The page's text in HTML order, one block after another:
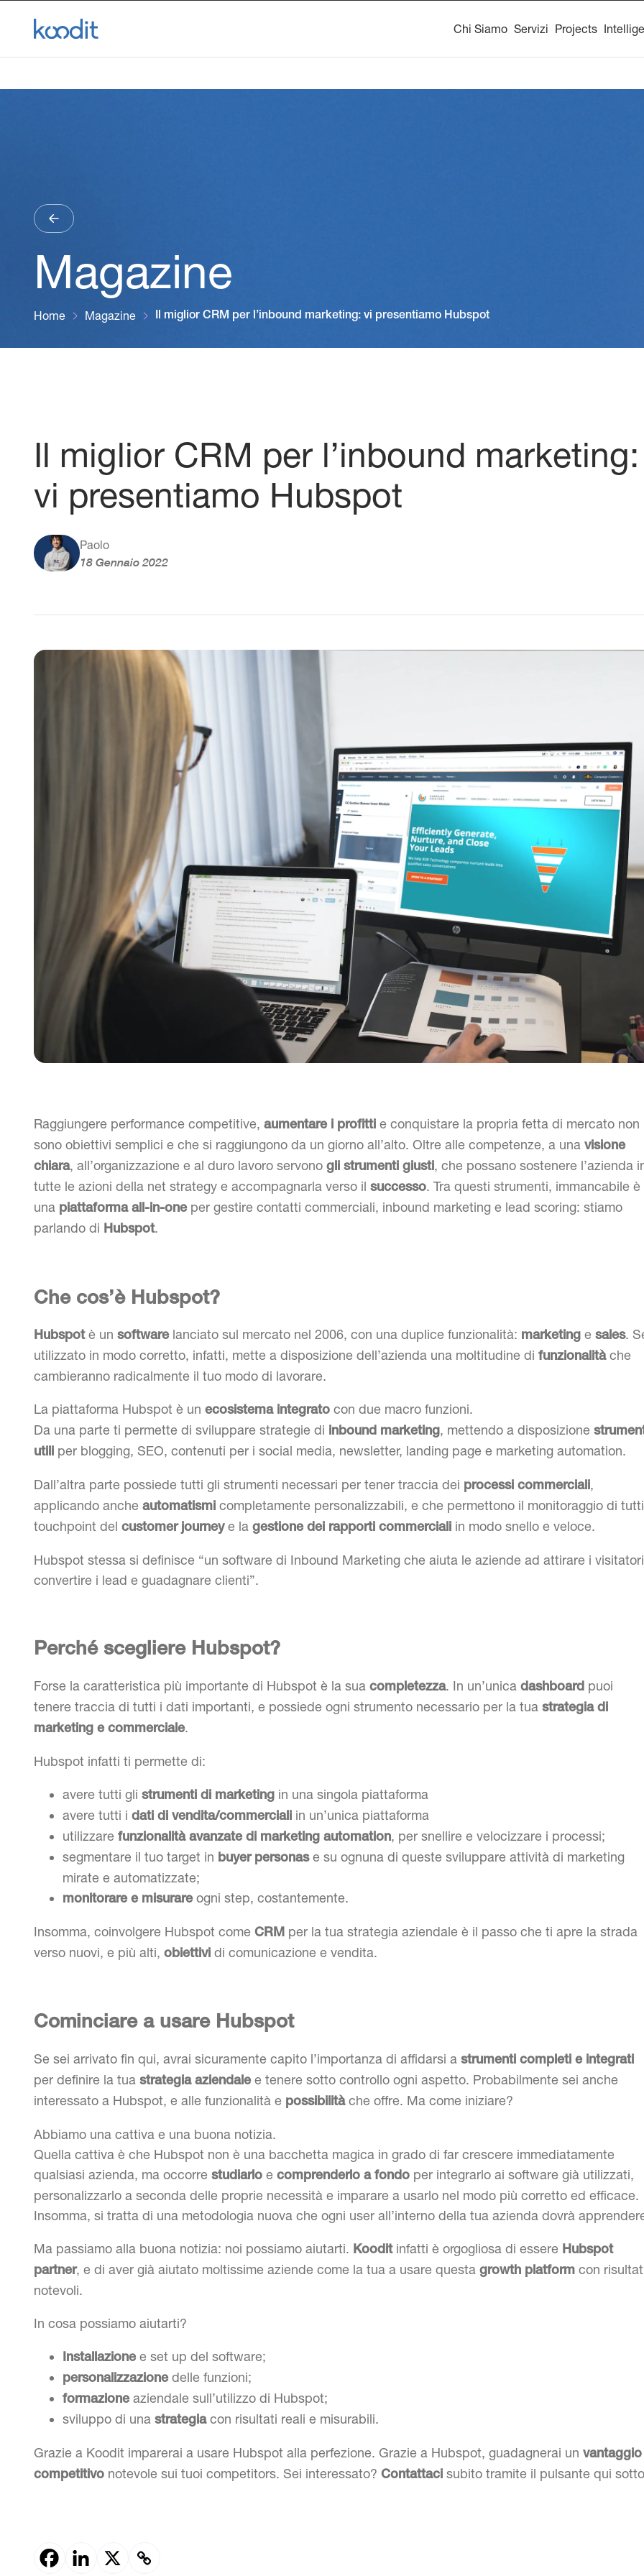
Chi Siamo Servizi Projects
Magazine
Home Magazine Il miglior CRM per l’inbound marketing: vi presentiamo Hubspot
Il miglior CRM per l’inbound marketing:
vi presentiamo Hubspot
Paolo
18 Gennaio 2022
Raggiungere performance competitive, aumentare i profittie conquistare la propria fetta di mercato non
sono obiettivi semplici e che si raggiungono da un giorno all’alto. Oltre alle competenze, a una visione
chiara, all’organizzazione e al duro lavoro servono gli strumenti giusti, che possano sostenere l’azienda
tutte le azioni della net strategy e accompagnarla verso il successo. Tra questi strumenti, immancabile è
una piattaforma all-in-oneper gestire contatti commerciali, inbound marketing e lead scoring: stiamo
parlando di
Hubspot.
Che cos’è Hubspot?
Hubspot è un softwarelanciato sul mercato nel 2006, con una duplice funzionalità: marketinge sales.
utilizzato in modo corretto, infatti, mette a disposizione dell’azienda una moltitudine di funzionalitàche
cambieranno radicalmente il tuo modo di lavorare.
La piattaforma Hubspot è un ecosistema integratocon due macro funzioni.
Da una parte ti permette di sviluppare strategie di inbound marketing, mettendo a disposizione
utiliper blogging, SEO, contenuti per i social media, newsletter, landing page e marketing automation.
Dall’altra parte possiede tutti gli strumenti necessari per tener traccia dei processi commerciali,
applicando anche automatismicompletamente personalizzabili, e che permettono il monitoraggio di
touchpoint del customer journeye la gestione dei rapporti commercialiin modo snello e veloce.
Hubspot stessa si definisce “un software di Inbound Marketing che aiuta le aziende ad attirare i
convertire i lead e guadagnare clienti”.
Perché scegliere Hubspot?
Forse la caratteristica più importante di Hubspot è la sua completezza. In un’unica dashboard puoi
tenere traccia di tutti i dati importanti, e possiede ogni strumento necessario per la tua strategia di
marketing e commerciale.
Hubspot infatti ti permette di:
avere tutti gli strumenti di marketingin una singola piattaforma
avere tutti i dati di vendita/commercialiin un’unica piattaforma
utilizzare funzionalità avanzate di marketing automation, per snellire e velocizzare i processi;
segmentare il tuo target in buyer personase su ognuna di queste sviluppare attività di marketing
mirate e automatizzate;
monitorare e misurareogni step, costantemente.
Insomma, coinvolgere Hubspot come CRM per la tua strategia aziendale è il passo che ti apre la strada
verso nuovi, e più alti, obiettivi di comunicazione e vendita.
Cominciare a usare Hubspot
Se sei arrivato fin qui, avrai sicuramente capito l’importanza di affidarsi a strumenti completi e integrati
per definire la tua strategia aziendalee tenere sotto controllo ogni aspetto. Probabilmente sei anche
interessato a Hubspot, e alle funzionalità e possibilitàche offre. Ma come iniziare?
Abbiamo una cattiva e una buona notizia.
Quella cattiva è che Hubspot non è una bacchetta magica in grado di far crescere immediatamente
qualsiasi azienda, ma occorre studiarloe comprenderlo a fondoper integrarlo ai software già utilizzati,
personalizzarlo a seconda delle proprie necessità e imparare a usarlo nel modo più corretto ed efficace.
Insomma, si tratta di una metodologia nuova che ogni user all’interno della tua azienda dovrà
Ma passiamo alla buona notizia: noi possiamo aiutarti. Kooditinfatti è orgogliosa di essere
Hubspot
partner, e di aver già aiutato moltissime aziende come la tua a usare questa growth platformcon
notevoli.
In cosa possiamo aiutarti?
Installazionee set up del software;
personalizzazionedelle funzioni;
formazioneaziendale sull’utilizzo di Hubspot;
sviluppo di una strategiacon risultati reali e misurabili.
Grazie a Koodit imparerai a usare Hubspot alla perfezione. Grazie a Hubspot, guadagnerai un vantaggio
competitivonotevole sui tuoi competitors. Sei interessato? Contattacisubito tramite il pulsante qui